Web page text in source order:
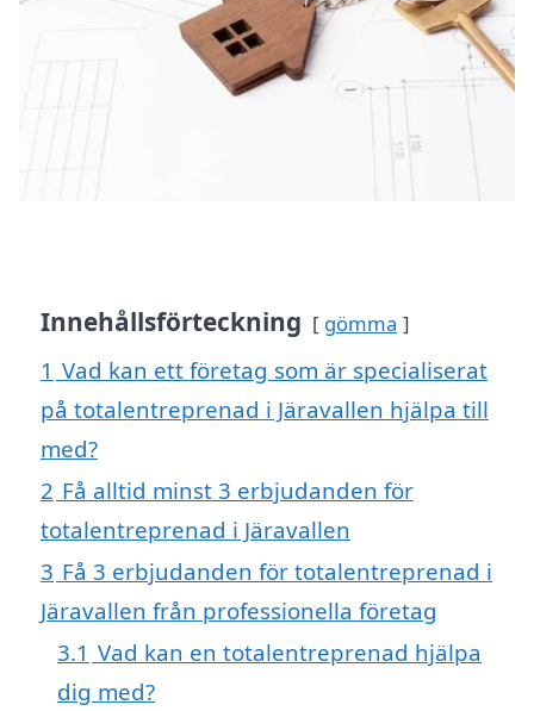
Innehållsförteckning gömma
1 Vad kan ett företag som är specialiserat
på totalentreprenad i Järavallen hjälpa till
med?
2 Få alltid minst 3 erbjudanden för
totalentreprenad i Järavallen
3 Få 3 erbjudanden för totalentreprenad i
Järavallen från professionella företag
3.1 Vad kan en totalentreprenad hjälpa
dig med?